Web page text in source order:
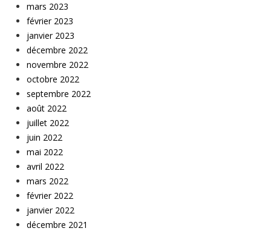
mars 2023
février 2023
janvier 2023
décembre 2022
novembre 2022
octobre 2022
septembre 2022
août 2022
juillet 2022
juin 2022
mai 2022
avril 2022
mars 2022
février 2022
janvier 2022
décembre 2021